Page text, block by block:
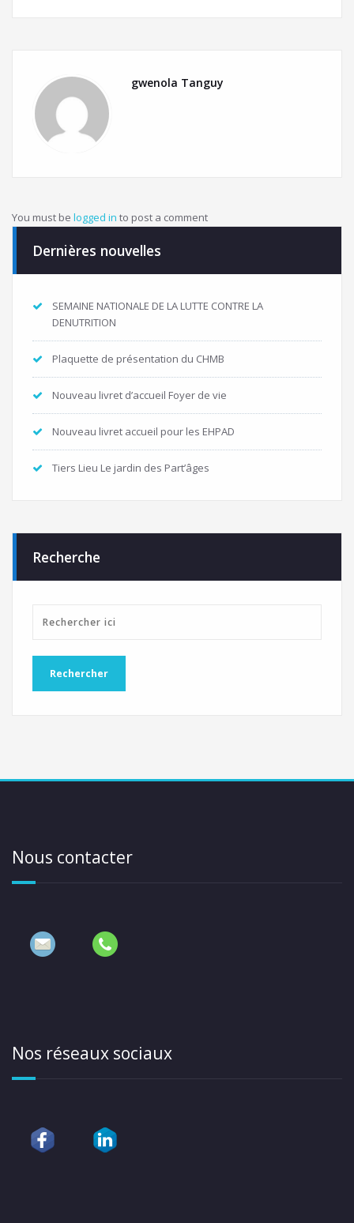
gwenola Tanguy
You must be logged in to post a comment
Dernières nouvelles
SEMAINE NATIONALE DE LA LUTTE CONTRE LA
DENUTRITION
Plaquette de présentation du CHMB
Nouveau livret d’accueil Foyer de vie
Nouveau livret accueil pour les EHPAD
Tiers Lieu Le jardin des Part’âges
Recherche
Nous contacter
Nos réseaux sociaux